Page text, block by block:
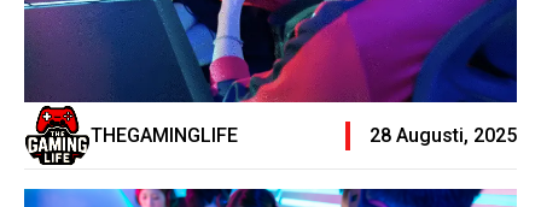
THEGAMINGLIFE 28 Augusti, 2025